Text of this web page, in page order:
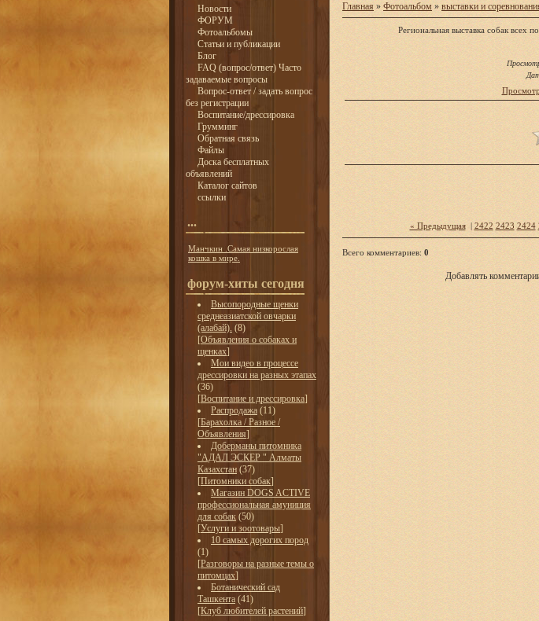
Новости
ФОРУМ
Фотоальбомы
Статьи и публикации
Блог
FAQ (вопрос/ответ) Часто
задаваемые вопросы
Вопрос-ответ / задать вопрос
без регистрации
Воспитание/дрессировка
Грумминг
Обратная связь
Файлы
Доска бесплатных
объявлений
Каталог сайтов
ссылки
...
Манчкин .Самая низкорослая
кошка в мире.
форум-хиты сегодня
Высопородные щенки
среднеазиатской овчарки
(алабай). (8)
[Объявления о собаках и
щенках]
Мои видео в процессе
дрессировки на разных этапах
(36)
[Воспитание и дрессировка]
Распродажа (11)
[Барахолка / Разное /
Объявления]
Доберманы питомника
"АДАЛ ЭСКЕР " Алматы
Казахстан (37)
[Питомники собак]
Магазин DOGS ACTIVE
профессиональная амуниция
для собак (50)
[Услуги и зоотовары]
10 самых дорогих пород
(1)
[Разговоры на разные темы о
питомцах]
Ботанический сад
Ташкента (41)
[Клуб любителей растений]
Главная » Фотоальбом » выставки и
Региональная выставка собак
« Предыдущая| 2422 2423 2424
Всего комментариев: 0
Добавлять